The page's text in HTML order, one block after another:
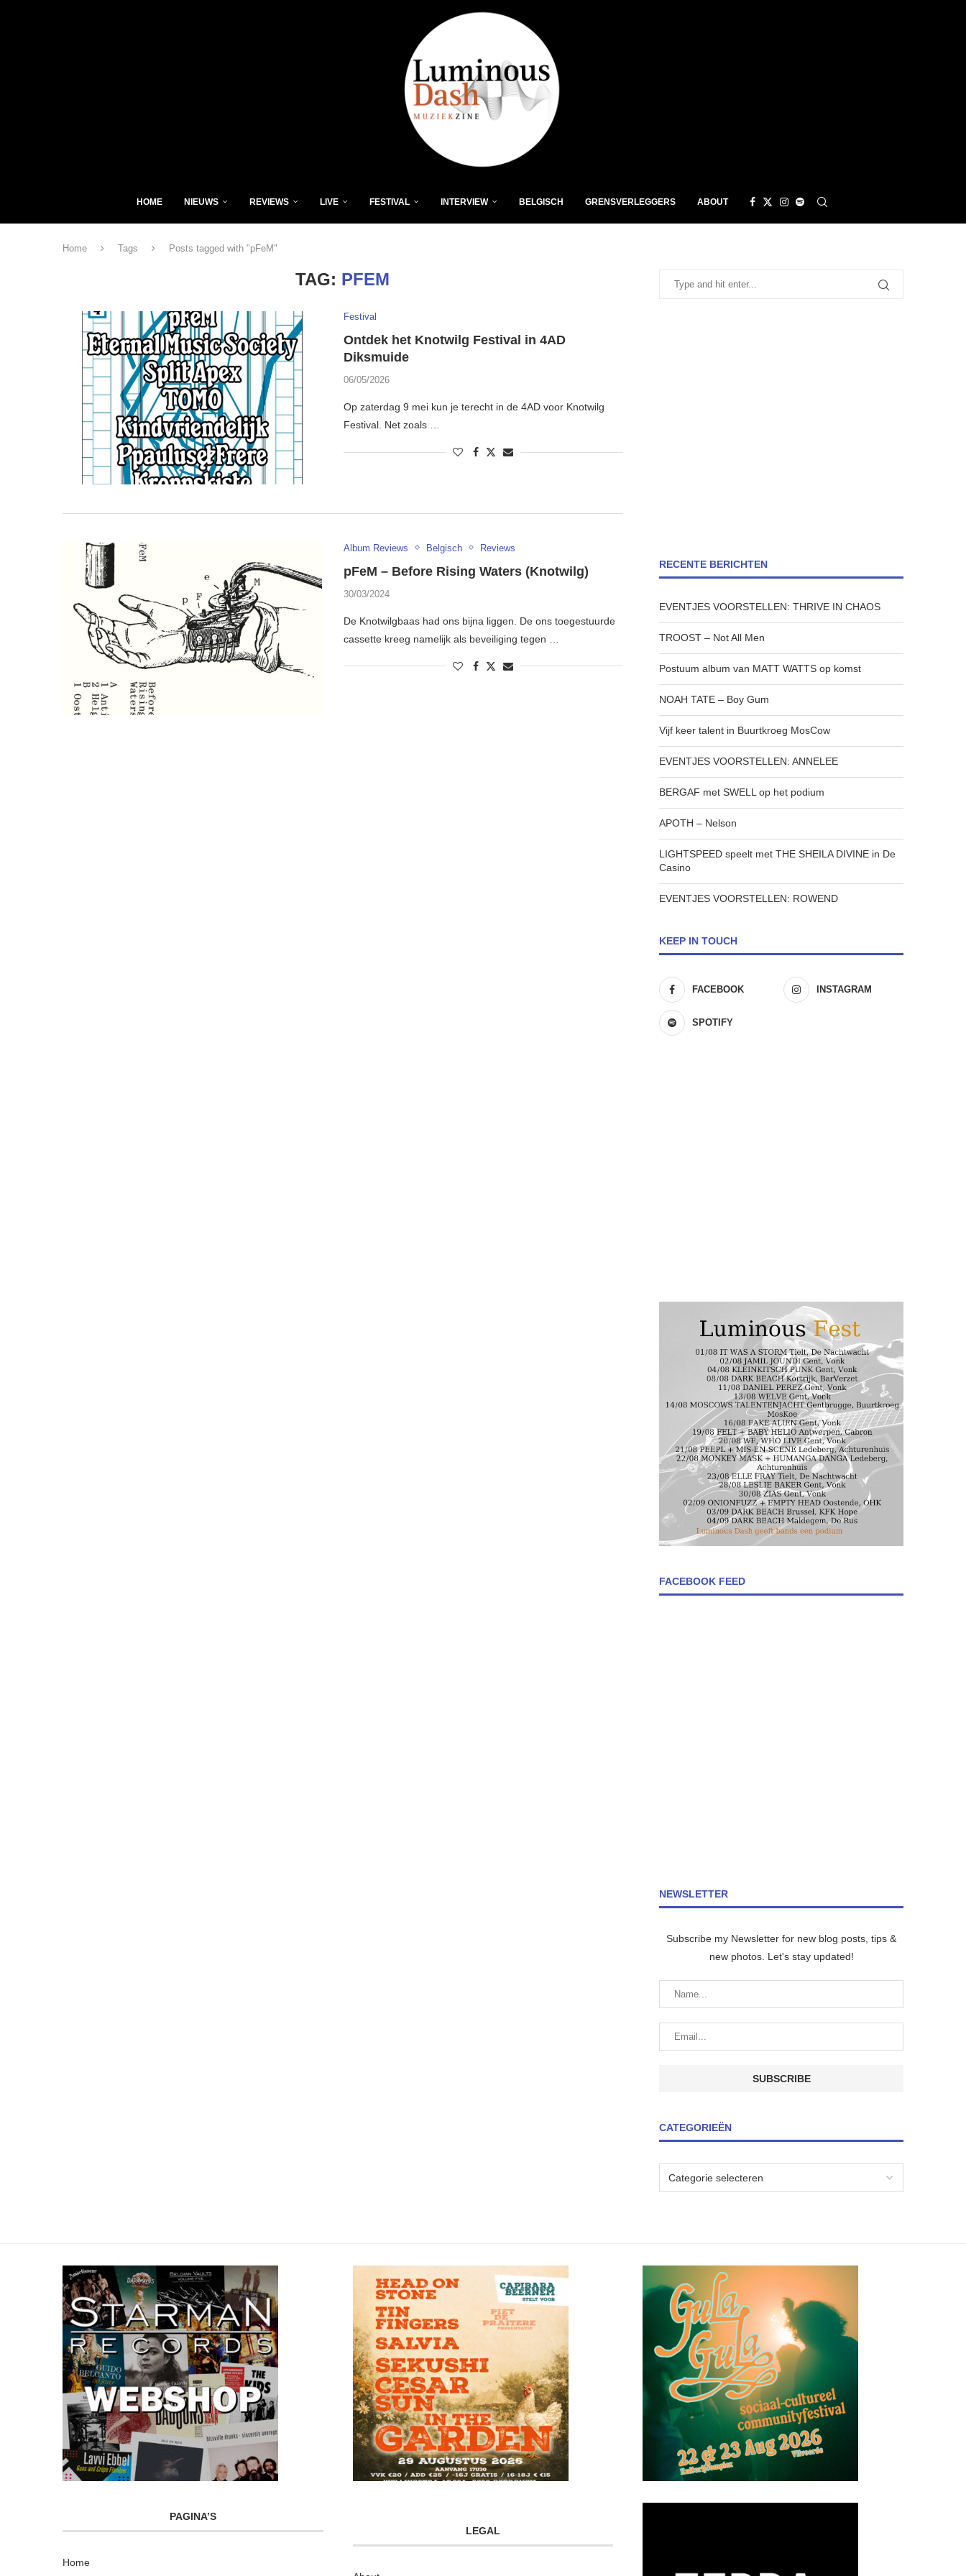
HOME NIEUWS REVIEWS LIVE FESTIVAL INTERVIEW BELGISCH GRENSVERLEGGERS ABOUT
Home Tags Posts tagged with "pFeM"
TAG: PFEM
Festival
Ontdek het Knotwilg Festival in 4AD
Diksmuide
06/05/2026
Op zaterdag 9 mei kun je terecht in de 4AD voor Knotwilg
Festival. Net zoals …
Album Reviews Belgisch Reviews
pFeM – Before Rising Waters (Knotwilg)
30/03/2024
De Knotwilgbaas had ons bijna liggen. De ons toegestuurde
cassette kreeg namelijk als beveiliging tegen …
RECENTE BERICHTEN
EVENTJES VOORSTELLEN: THRIVE IN CHAOS
TROOST – Not All Men
Postuum album van MATT WATTS op komst
NOAH TATE – Boy Gum
Vijf keer talent in Buurtkroeg MosCow
EVENTJES VOORSTELLEN: ANNELEE
BERGAF met SWELL op het podium
APOTH – Nelson
LIGHTSPEED speelt met THE SHEILA DIVINE in De
Casino
EVENTJES VOORSTELLEN: ROWEND
KEEP IN TOUCH
FACEBOOK INSTAGRAM
SPOTIFY
FACEBOOK FEED
NEWSLETTER
Subscribe my Newsletter for new blog posts, tips &
new photos. Let's stay updated!
CATEGORIEËN
PAGINA’S
Home
LEGAL